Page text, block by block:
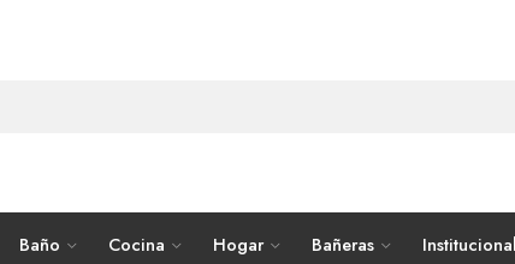
Baño Cocina Hogar Bañeras Institucional